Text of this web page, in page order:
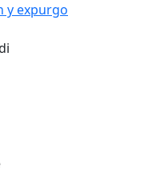
y expurgo